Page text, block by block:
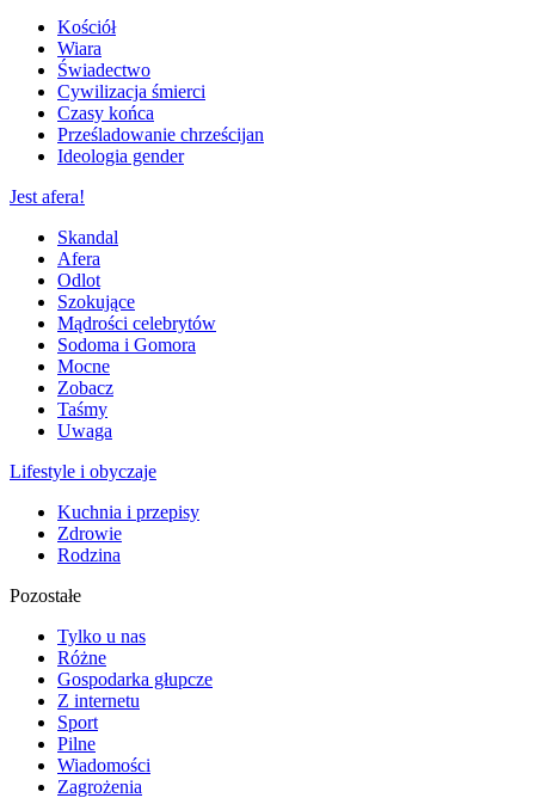
Kościół
Wiara
Świadectwo
Cywilizacja śmierci
Czasy końca
Prześladowanie chrześcijan
Ideologia gender
Jest afera!
Skandal
Afera
Odlot
Szokujące
Mądrości celebrytów
Sodoma i Gomora
Mocne
Zobacz
Taśmy
Uwaga
Lifestyle i obyczaje
Kuchnia i przepisy
Zdrowie
Rodzina
Pozostałe
Tylko u nas
Różne
Gospodarka głupcze
Z internetu
Sport
Pilne
Wiadomości
Zagrożenia